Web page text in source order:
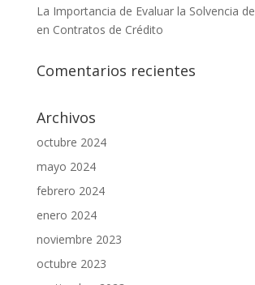
La Importancia de Evaluar la Solvencia
en Contratos de Crédito
Comentarios recientes
Archivos
octubre 2024
mayo 2024
febrero 2024
enero 2024
noviembre 2023
octubre 2023